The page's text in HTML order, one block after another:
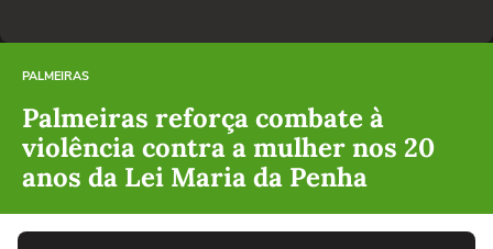
PALMEIRAS
Palmeiras reforça combate à
violência contra a mulher nos 20
anos da Lei Maria da Penha